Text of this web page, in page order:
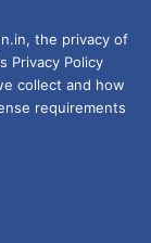
the privacy of
Privacy Policy
collect and how
requirements